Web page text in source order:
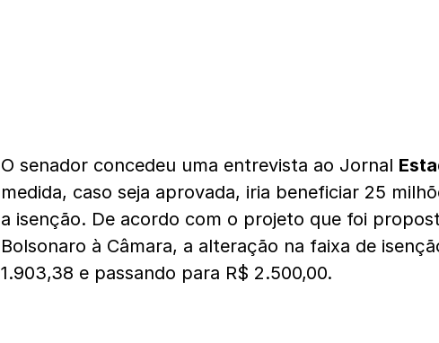
O senador concedeu uma entrevista ao Jornal
medida, caso seja aprovada, iria beneficiar 25
a isenção. De acordo com o projeto que foi
Bolsonaro à Câmara, a alteração na faixa de
1.903,38 e passando para R$ 2.500,00.